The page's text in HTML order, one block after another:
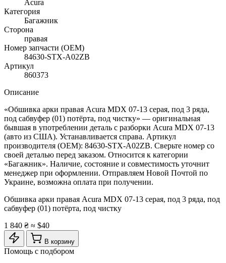
Acura
Категория
Багажник
Сторона
правая
Номер запчасти (OEM)
84630-STX-A02ZB
Артикул
860373
Описание
«Обшивка арки правая Acura MDX 07-13 серая, под 3 ряда,
под сабвуфер (01) потёрта, под чистку» — оригинальная
бывшая в употреблении деталь с разборки Acura MDX 07-13
(авто из США). Устанавливается справа. Артикул
производителя (OEM): 84630-STX-A02ZB. Сверьте номер со
своей деталью перед заказом. Относится к категории
«Багажник». Наличие, состояние и совместимость уточнит
менеджер при оформлении. Отправляем Новой Почтой по
Украине, возможна оплата при получении.
Обшивка арки правая Acura MDX 07-13 серая, под 3 ряда, под
сабвуфер (01) потёрта, под чистку
1 840 ₴ ≈ $40
В корзину
Помощь с подбором